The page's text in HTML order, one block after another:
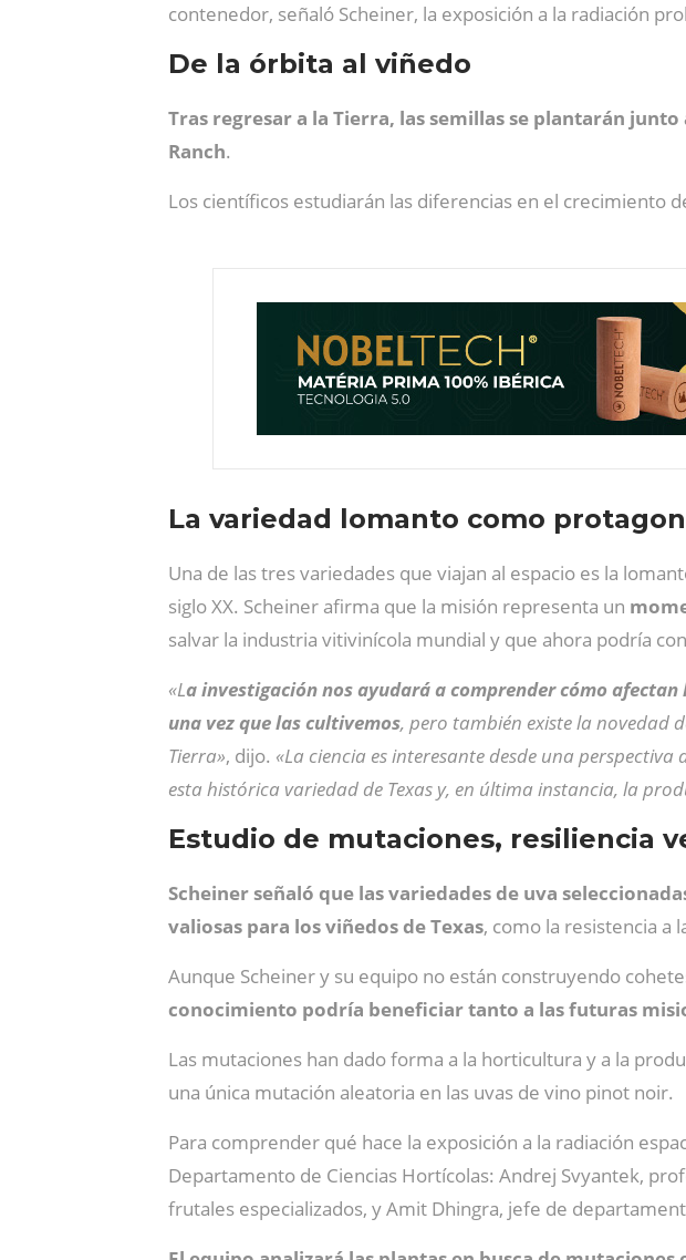
contenedor, señaló Scheiner, la exposición a la radiación
De la órbita al viñedo
Tras regresar a la Tierra, las semillas se plantarán
Ranch.
Los científicos estudiarán las diferencias en el crecimiento
La variedad lomanto como
Una de las tres variedades que viajan al espacio es la
siglo XX. Scheiner afirma que la misión representa un
salvar la industria vitivinícola mundial y que ahora podría
«La investigación nos ayudará a comprender cómo
una vez que las cultivemos, pero también existe la novedad
Tierra», dijo. «La ciencia es interesante desde una
esta histórica variedad de Texas y, en última instancia, la
Estudio de mutaciones, resiliencia
Scheiner señaló que las variedades de uva
valiosas para los viñedos de Texas, como la resistencia a
Aunque Scheiner y su equipo no están construyendo
conocimiento podría beneficiar tanto a las futuras
Las mutaciones han dado forma a la horticultura y a la
una única mutación aleatoria en las uvas de vino pinot noir.
Para comprender qué hace la exposición a la radiación
Departamento de Ciencias Hortícolas: Andrej Svyantek,
frutales especializados, y Amit Dhingra, jefe de